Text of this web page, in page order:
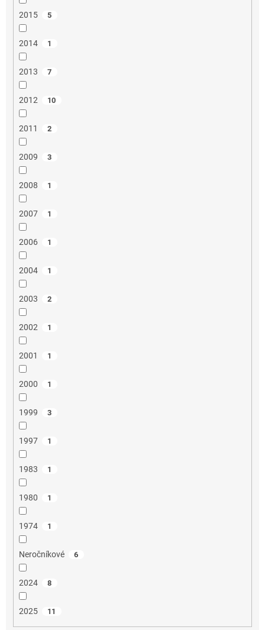
2015 5
2014 1
2013 7
2012 10
2011 2
2009 3
2008 1
2007 1
2006 1
2004 1
2003 2
2002 1
2001 1
2000 1
1999 3
1997 1
1983 1
1980 1
1974 1
Neročníkové 6
2024 8
2025 11